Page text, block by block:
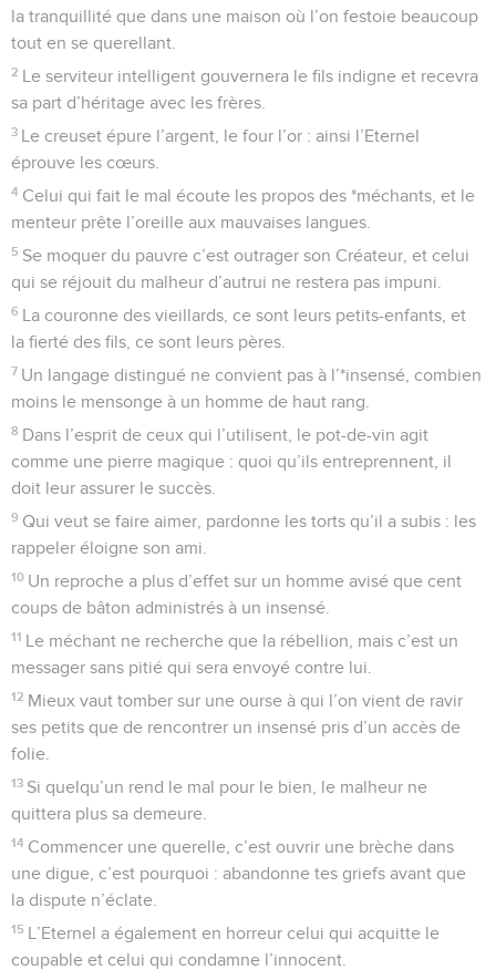
la tranquillité que dans une maison où l’on festoie beaucoup
tout en se querellant.
2 Le serviteur intelligent gouvernera le fils indigne et recevra
sa part d’héritage avec les frères.
3 Le creuset épure l’argent, le four l’or : ainsi l’Eternel
éprouve les cœurs.
4 Celui qui fait le mal écoute les propos des *méchants, et le
menteur prête l’oreille aux mauvaises langues.
5 Se moquer du pauvre c’est outrager son Créateur, et celui
qui se réjouit du malheur d’autrui ne restera pas impuni.
6 La couronne des vieillards, ce sont leurs petits-enfants, et
la fierté des fils, ce sont leurs pères.
7 Un langage distingué ne convient pas à l’*insensé, combien
moins le mensonge à un homme de haut rang.
8 Dans l’esprit de ceux qui l’utilisent, le pot-de-vin agit
comme une pierre magique : quoi qu’ils entreprennent, il
doit leur assurer le succès.
9 Qui veut se faire aimer, pardonne les torts qu’il a subis : les
rappeler éloigne son ami.
10 Un reproche a plus d’effet sur un homme avisé que cent
coups de bâton administrés à un insensé.
11 Le méchant ne recherche que la rébellion, mais c’est un
messager sans pitié qui sera envoyé contre lui.
12 Mieux vaut tomber sur une ourse à qui l’on vient de ravir
ses petits que de rencontrer un insensé pris d’un accès de
folie.
13 Si quelqu’un rend le mal pour le bien, le malheur ne
quittera plus sa demeure.
14 Commencer une querelle, c’est ouvrir une brèche dans
une digue, c’est pourquoi : abandonne tes griefs avant que
la dispute n’éclate.
15 L’Eternel a également en horreur celui qui acquitte le
coupable et celui qui condamne l’innocent.